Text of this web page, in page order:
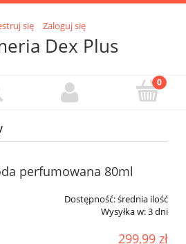
się Zaloguj się
Dex Plus
perfumowana 80ml
Dostępność:średnia ilość
Wysyłka w:3 dni
299,99 zł